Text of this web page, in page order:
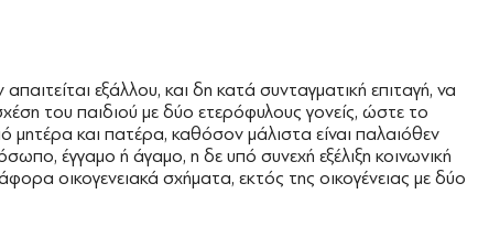
εξάλλου, και δη κατά συνταγματική επιταγή, να
του παιδιού με δύο ετερόφυλους γονείς, ώστε το
μητέρα και πατέρα, καθόσον μάλιστα είναι παλαιόθεν
έγγαμο ή άγαμο, η δε υπό συνεχή εξέλιξη κοινωνική
οικογενειακά σχήματα, εκτός της οικογένειας με δύο